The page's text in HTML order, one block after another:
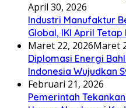
April 30, 2026
Industri Manufaktur
Global, IKI April Tetap
Maret 22, 2026Maret
Diplomasi Energi
Indonesia Wujudkan
Februari 21, 2026
Pemerintah